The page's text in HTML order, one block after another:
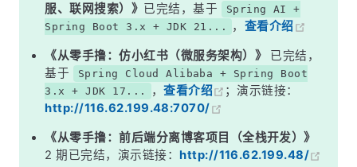
服、联网搜索）》 已完结，基于
Spring AI +
Spring Boot 3.x + JDK 21...
， 查看介绍
《从零手撸：仿小红书（微服务架构）》
已完结，
基于
Spring Cloud Alibaba + Spring Boot
3.x + JDK 17...
，查看介绍
；演示链接：
http://116.62.199.48:7070/
《从零手撸：前后端分离博客项目（全栈开发）》
2 期已完结，演示链接：http://116.62.199.48/